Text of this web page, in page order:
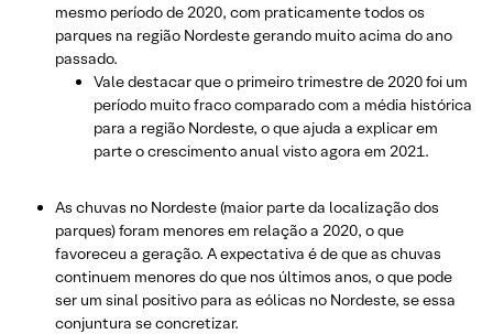
mesmo período de 2020, com praticamente todos os
parques na região Nordeste gerando muito acima do ano
passado.
Vale destacar que o primeiro trimestre de 2020 foi um
período muito fraco comparado com a média histórica
para a região Nordeste, o que ajuda a explicar em
parte o crescimento anual visto agora em 2021.
As chuvas no Nordeste (maior parte da localização dos
parques) foram menores em relação a 2020, o que
favoreceu a geração. A expectativa é de que as chuvas
continuem menores do que nos últimos anos, o que pode
ser um sinal positivo para as eólicas no Nordeste, se essa
conjuntura se concretizar.